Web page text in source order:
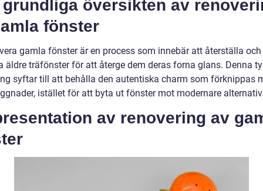
grundliga översikten av
fönster
gamla fönster är en process som innebär att återställa och
äldre träfönster för att återge dem deras forna glans. Denna
syftar till att behålla den autentiska charm som förknippas
istället för att byta ut fönster mot modernare
av renovering av